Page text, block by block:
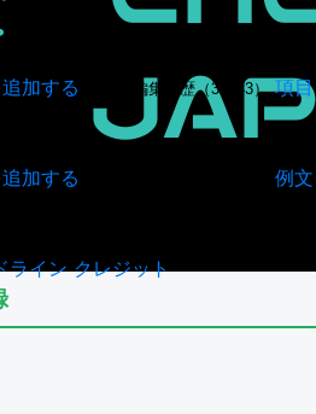
加する 項目の編集履歴（34943） 項目
加する
例文
ラインクレジット